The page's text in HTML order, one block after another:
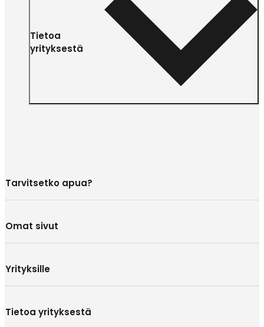
Tietoa
yrityksestä
Tarvitsetko apua?
Omat sivut
Yrityksille
Tietoa yrityksestä